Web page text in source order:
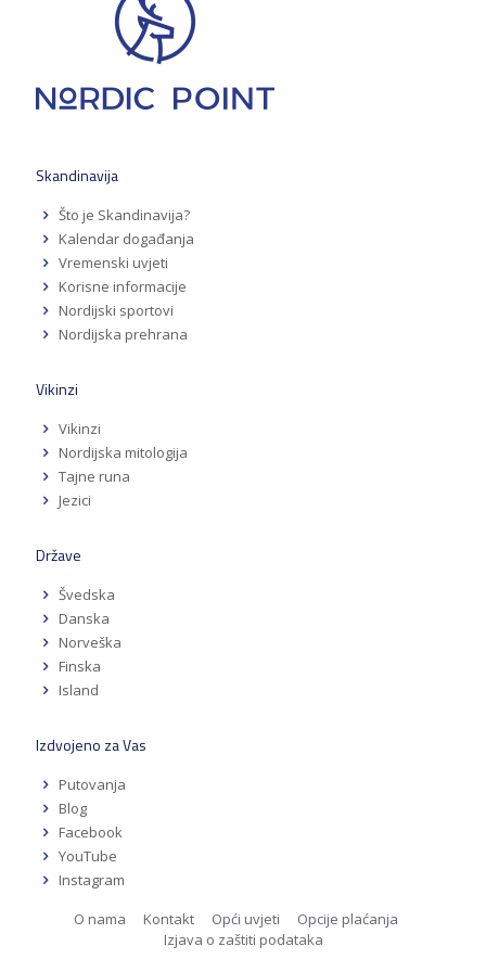
Skandinavija
Što je Skandinavija?
Kalendar događanja
Vremenski uvjeti
Korisne informacije
Nordijski sportovi
Nordijska prehrana
Vikinzi
Vikinzi
Nordijska mitologija
Tajne runa
Jezici
Države
Švedska
Danska
Norveška
Finska
Island
Izdvojeno za Vas
Putovanja
Blog
Facebook
YouTube
Instagram
O nama
Kontakt Opći uvjeti
Opcije plaćanja
Izjava o zaštiti podataka